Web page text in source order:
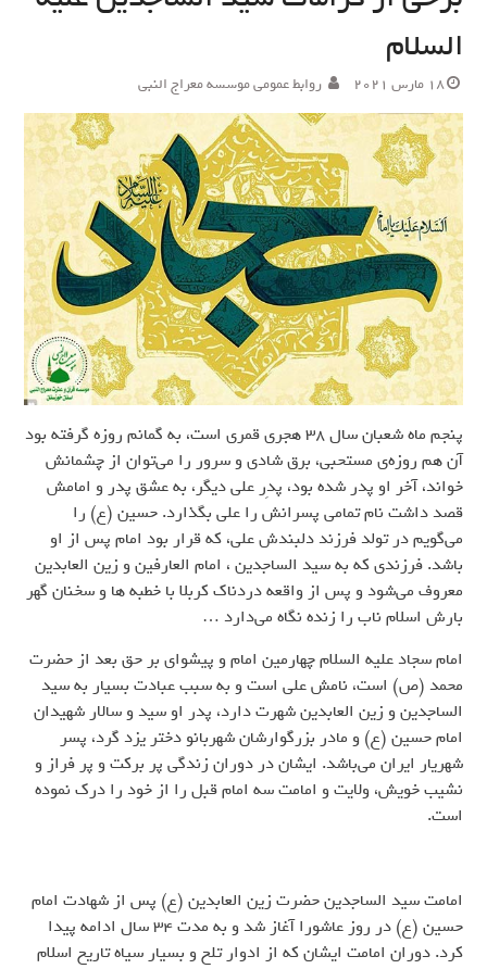
السلام
18 مارس 2021 روابط عمومی موسسه معراج النبی
پنجم ماه شعبان سال 38 هجری قمری است، به گمانم روزه گرفته بود
آن هم روزه‌ی مستحبی، برق شادی و سرور را می‌توان از چشمانش
خواند، آخر او پدر شده بود، پدِر علی دیگر، به عشق پدر و امامش
قصد داشت نام تمامی پسرانش را علی بگذارد. حسین (ع) را
می‌گویم در تولد فرزند دلبندش علی، که قرار بود امام پس از او
باشد. فرزندی که به سید الساجدین ، امام العارفین و زین العابدین
معروف می‌شود و پس از واقعه دردناک کربلا با خطبه ها و سخنان گهر
بارش اسلام ناب را زنده نگاه می‌دارد …
امام سجاد علیه السلام چهارمین امام و پیشوای بر حق بعد از حضرت
محمد (ص) است، نامش علی است و به سبب عبادت بسیار به سید
الساجدین و زین العابدین شهرت دارد، پدر او سید و سالار شهیدان
امام حسین (ع) و مادر بزرگوارشان شهربانو دختر یزد گرد، پسر
شهریار ایران می‌باشد. ایشان در دوران زندگی پر برکت و پر فراز و
نشیب خویش، ولایت و امامت سه امام قبل را از خود را درک نموده
است.
امامت سید الساجدین حضرت زین العابدین (ع) پس از شهادت امام
حسین (ع) در روز عاشورا آغاز شد و به مدت 34 سال ادامه پیدا
کرد. دوران امامت ایشان که از ادوار تلخ و بسیار سیاه تاریخ اسلام